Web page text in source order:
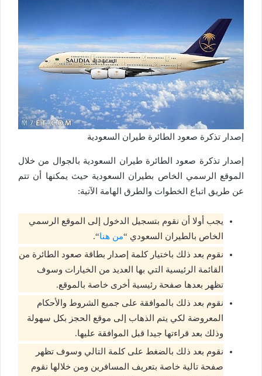
إصدار تذكرة صعود الطائرة طيران السعودية
إصدار تذكرة صعود الطائرة طيران السعودية بالجوال من خلال
الموقع الرسمي الخاص بطيران السعودية حيث يمكنها أن تتم
عن طريق اتباع الخطوات والطرق الهامة الآتية:
يجب أولا أن نقوم بتسجيل الدخول إلى الموقع الرسمي
الخاص بالطيران السعودي “من هنا“.
نقوم بعد ذلك باختيار كلمة إصدار بطاقة صعود الطائرة من
القائمة الرئيسية التي بها العديد من الخيارات وسوف
تظهر بعدها صفحة رئيسية أخرى خاصة بالموقع.
نقوم بعد ذلك بالموافقة على جميع الشروط والأحكام
المعروضة لكي يتم الذهاب إلى موقع الحجز بكل سهولة
وذلك بعد قراءتها جيدا قبل الموافقة عليها.
نقوم بعد ذلك بالضغط على كلمة التالي وسوف تظهر
صفحة تالية خاصة بتعريف المسافرين ومن خلالها نقوم